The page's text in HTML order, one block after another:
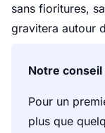
sans fioritures,
gravitera autour
Notre conseil
Pour un
plus que